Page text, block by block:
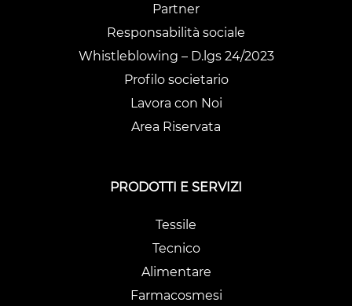
Partner
Responsabilità sociale
Whistleblowing – D.lgs 24/2023
Profilo societario
Lavora con Noi
Area Riservata
PRODOTTI E SERVIZI
Tessile
Tecnico
Alimentare
Farmacosmesi